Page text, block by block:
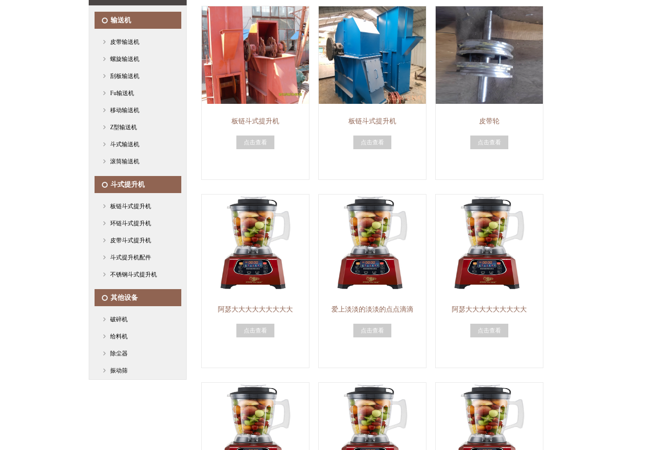
输送机
皮带输送机
螺旋输送机
刮板输送机
Fu输送机
移动输送机
Z型输送机
斗式输送机
滚筒输送机
斗式提升机
板链斗式提升机
环链斗式提升机
皮带斗式提升机
斗式提升机配件
不锈钢斗式提升机
其他设备
破碎机
给料机
除尘器
振动筛
板链斗式提升机
点击查看
板链斗式提升机
点击查看
皮带轮
点击查看
阿瑟大大大大大大大大大
点击查看
爱上淡淡的淡淡的点点滴滴
点击查看
阿瑟大大大大大大大大大
点击查看